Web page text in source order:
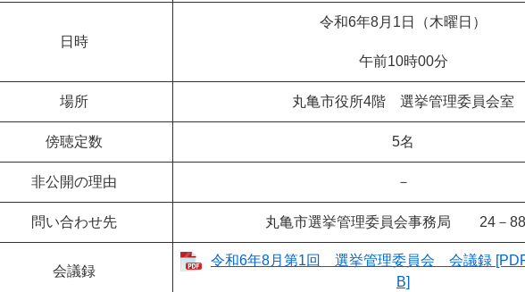
日時
令和6年8月1日（木曜日）
午前10時00分
場所 丸亀市役所4階 選挙管理委員会室
傍聴定数 5名
非公開の理由 －
問い合わせ先 丸亀市選挙管理委員会事務局 24－
会議録
令和6年8月第1回 選挙管理委員会 会議録
B]